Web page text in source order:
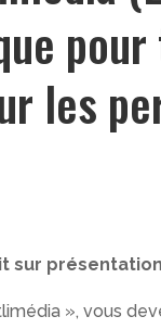
les
sur
», vous